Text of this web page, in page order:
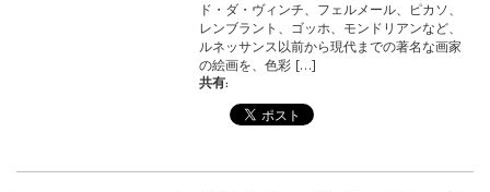
ド・ダ・ヴィンチ、フェルメール、ピカソ、
レンブラント、ゴッホ、モンドリアンなど、
ルネッサンス以前から現代までの著名な画家
の絵画を、色彩 […]
共有: